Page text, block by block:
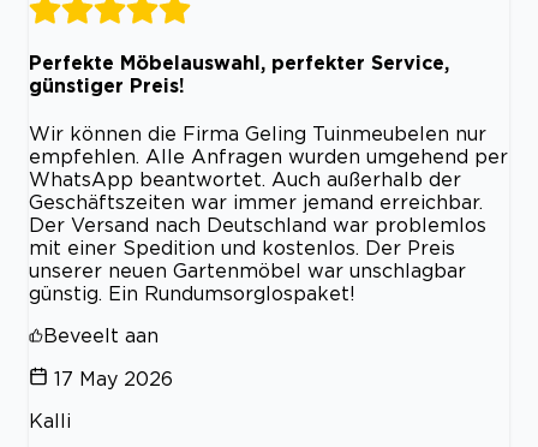
Perfekte Möbelauswahl, perfekter Service,
günstiger Preis!
Wir können die Firma Geling Tuinmeubelen nur
empfehlen. Alle Anfragen wurden umgehend per
WhatsApp beantwortet. Auch außerhalb der
Geschäftszeiten war immer jemand erreichbar.
Der Versand nach Deutschland war problemlos
mit einer Spedition und kostenlos. Der Preis
unserer neuen Gartenmöbel war unschlagbar
günstig. Ein Rundumsorglospaket!
Beveelt aan
17 May 2026
Kalli